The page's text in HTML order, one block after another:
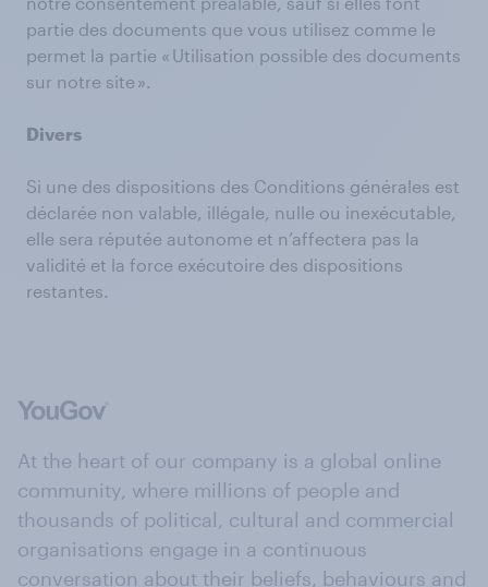
partie des documents que vous utilisez comme le
permet la partie « Utilisation possible des documents
sur notre site ».
Divers
Si une des dispositions des Conditions générales est
déclarée non valable, illégale, nulle ou inexécutable,
elle sera réputée autonome et n’affectera pas la
validité et la force exécutoire des dispositions
restantes.
At the heart of our company is a global online
community, where millions of people and
thousands of political, cultural and commercial
organisations engage in a continuous
conversation about their beliefs, behaviours and